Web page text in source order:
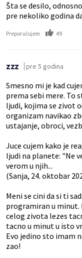
Šta se desilo,
pre nekoliko godina
Preporučujem 49
zzz pre 5 godina
Smesno mi je kad
prema sebi mere. To
ljudi, kojima se zivot
organizam navikao
ustajanje, obroci,
Juce cujem kako je
ljudi na planete: "Ne
verom u njih...
(Sanja, 24. oktobar
Meni se cini da si ti
programiran u minut.
celog zivota lezes
tacno u minut u isto
Evo jedino sto imam
zao!